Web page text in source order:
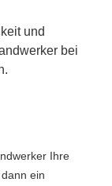
und
bei
Ihre
ein